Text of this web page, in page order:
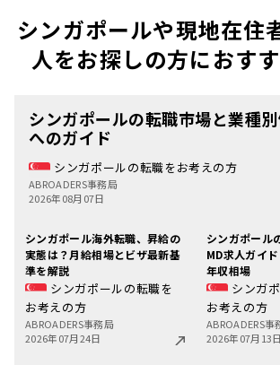
シンガポールや現地在住
人をお探しの方におす
シンガポールの転職市場と業種
へのガイド
シンガポールの転職をお考えの方
ABROADERS事務局
2026年08月07日
シンガポール海外転職、昇給の
実態は？月給相場とビザ最新基
準を解説
シンガポールの転職を
お考えの方
ABROADERS事務局
2026年07月24日
シンガポール
MD求人ガイ
年収相場
シンガ
お考えの方
ABROADERS事
2026年07月13日